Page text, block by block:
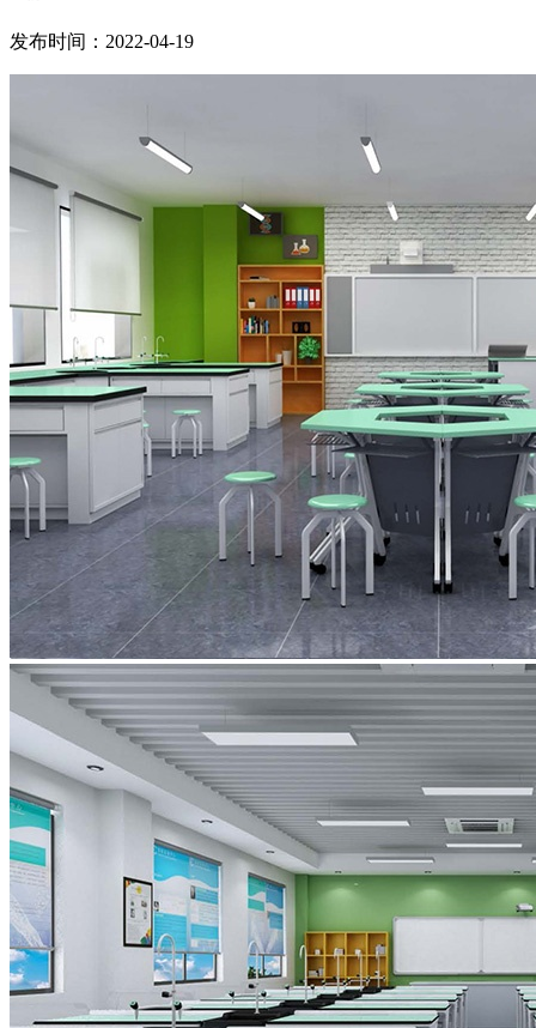
发布时间：2022-04-19